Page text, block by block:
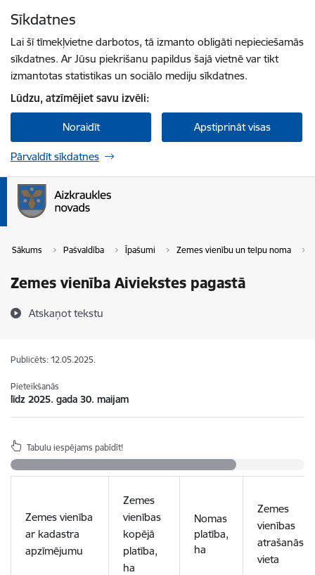
Sīkdatnes
Lai šī tīmekļvietne darbotos, tā izmanto obligāti nepieciešamās
sīkdatnes. Ar Jūsu piekrišanu papildus šajā vietnē var tikt
izmantotas statistikas un sociālo mediju sīkdatnes.
Lūdzu, atzīmējiet savu izvēli:
Noraidīt Apstiprināt visas
Pārvaldīt sīkdatnes
Sākums Pašvaldība Īpašumi Zemes vienību un telpu noma
Zemes vienība Aiviekstes pagastā
Atskaņot tekstu
Publicēts: 12.05.2025.
Pieteikšanās
līdz 2025. gada 30. maijam
Tabulu iespējams pabīdīt!
Zemes vienība
ar kadastra
apzīmējumu
Zemes
vienības
kopējā
platība,
ha
Nomas
platība,
ha
Zemes
vienības
atrašanās
vieta